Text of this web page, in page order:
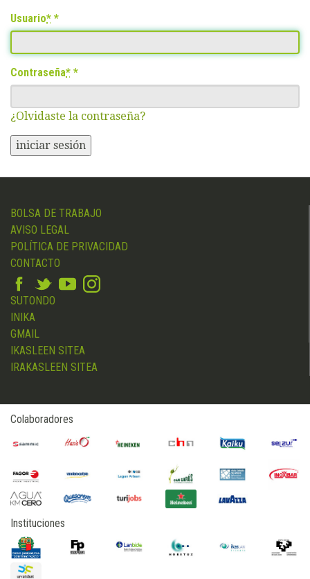
Usuario*
Contraseña*
¿Olvidaste la contraseña?
iniciar sesión
BOLSA DE TRABAJO
AVISO LEGAL
POLÍTICA DE PRIVACIDAD
CONTACTO
SUTONDO
INIKA
GMAIL
IKASLEEN SITEA
IRAKASLEEN SITEA
Colaboradores
Instituciones